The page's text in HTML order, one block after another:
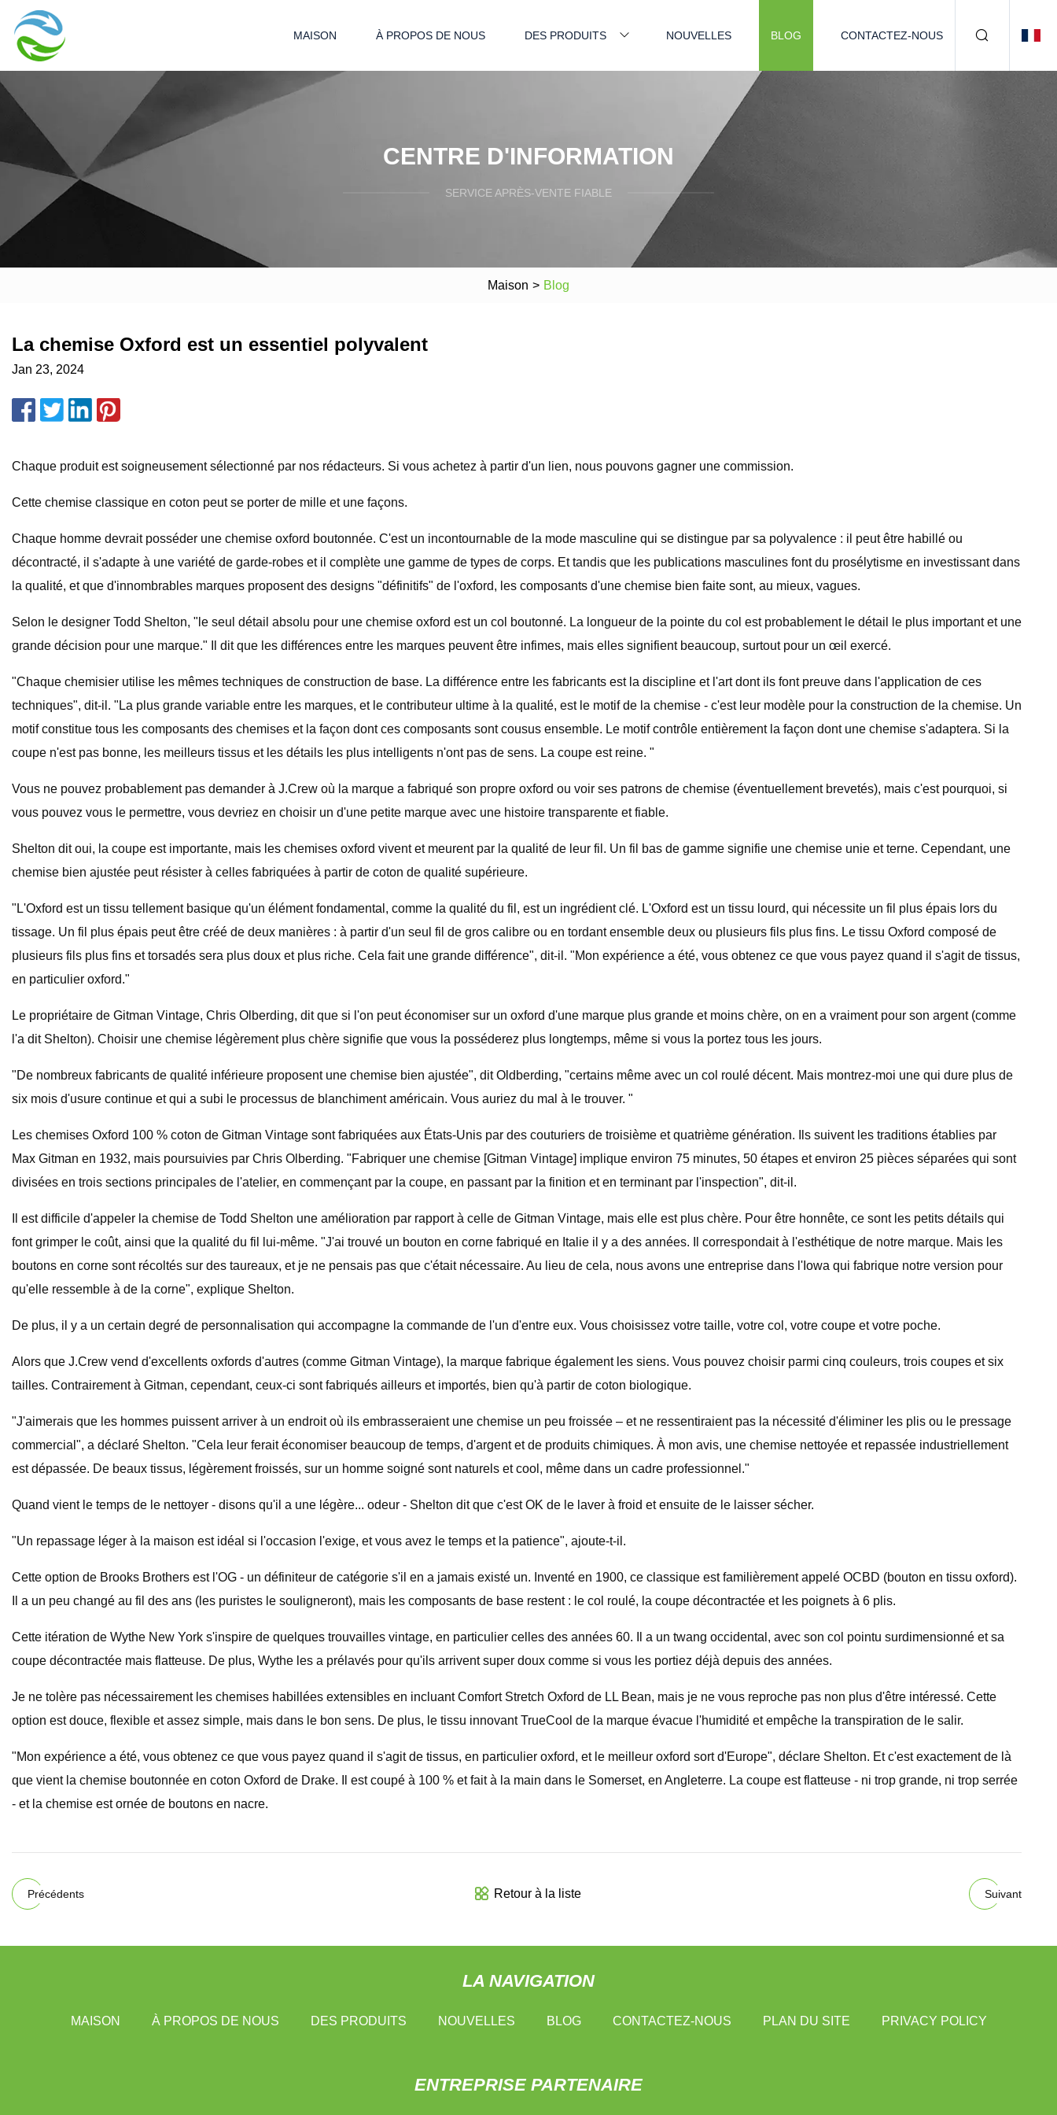
MAISON À PROPOS DE NOUS DES PRODUITS NOUVELLES BLOG CONTACTEZ-NOUS
CENTRE D'INFORMATION
SERVICE APRÈS-VENTE FIABLE
Maison > Blog
La chemise Oxford est un essentiel polyvalent
Jan 23, 2024
Chaque produit est soigneusement sélectionné par nos rédacteurs. Si vous achetez à partir d'un lien, nous pouvons gagner une commission.
Cette chemise classique en coton peut se porter de mille et une façons.
Chaque homme devrait posséder une chemise oxford boutonnée. C'est un incontournable de la mode masculine qui se distingue par sa polyvalence : il peut être habillé ou
décontracté, il s'adapte à une variété de garde-robes et il complète une gamme de types de corps. Et tandis que les publications masculines font du prosélytisme en investissant dans
la qualité, et que d'innombrables marques proposent des designs "définitifs" de l'oxford, les composants d'une chemise bien faite sont, au mieux, vagues.
Selon le designer Todd Shelton, "le seul détail absolu pour une chemise oxford est un col boutonné. La longueur de la pointe du col est probablement le détail le plus important et une
grande décision pour une marque." Il dit que les différences entre les marques peuvent être infimes, mais elles signifient beaucoup, surtout pour un œil exercé.
"Chaque chemisier utilise les mêmes techniques de construction de base. La différence entre les fabricants est la discipline et l'art dont ils font preuve dans l'application de ces
techniques", dit-il. "La plus grande variable entre les marques, et le contributeur ultime à la qualité, est le motif de la chemise - c'est leur modèle pour la construction de la chemise. Un
motif constitue tous les composants des chemises et la façon dont ces composants sont cousus ensemble. Le motif contrôle entièrement la façon dont une chemise s'adaptera. Si la
coupe n'est pas bonne, les meilleurs tissus et les détails les plus intelligents n'ont pas de sens. La coupe est reine. "
Vous ne pouvez probablement pas demander à J.Crew où la marque a fabriqué son propre oxford ou voir ses patrons de chemise (éventuellement brevetés), mais c'est pourquoi, si
vous pouvez vous le permettre, vous devriez en choisir un d'une petite marque avec une histoire transparente et fiable.
Shelton dit oui, la coupe est importante, mais les chemises oxford vivent et meurent par la qualité de leur fil. Un fil bas de gamme signifie une chemise unie et terne. Cependant, une
chemise bien ajustée peut résister à celles fabriquées à partir de coton de qualité supérieure.
"L'Oxford est un tissu tellement basique qu'un élément fondamental, comme la qualité du fil, est un ingrédient clé. L'Oxford est un tissu lourd, qui nécessite un fil plus épais lors du
tissage. Un fil plus épais peut être créé de deux manières : à partir d'un seul fil de gros calibre ou en tordant ensemble deux ou plusieurs fils plus fins. Le tissu Oxford composé de
plusieurs fils plus fins et torsadés sera plus doux et plus riche. Cela fait une grande différence", dit-il. "Mon expérience a été, vous obtenez ce que vous payez quand il s'agit de tissus,
en particulier oxford."
Le propriétaire de Gitman Vintage, Chris Olberding, dit que si l'on peut économiser sur un oxford d'une marque plus grande et moins chère, on en a vraiment pour son argent (comme
l'a dit Shelton). Choisir une chemise légèrement plus chère signifie que vous la posséderez plus longtemps, même si vous la portez tous les jours.
"De nombreux fabricants de qualité inférieure proposent une chemise bien ajustée", dit Oldberding, "certains même avec un col roulé décent. Mais montrez-moi une qui dure plus de
six mois d'usure continue et qui a subi le processus de blanchiment américain. Vous auriez du mal à le trouver. "
Les chemises Oxford 100 % coton de Gitman Vintage sont fabriquées aux États-Unis par des couturiers de troisième et quatrième génération. Ils suivent les traditions établies par
Max Gitman en 1932, mais poursuivies par Chris Olberding. "Fabriquer une chemise [Gitman Vintage] implique environ 75 minutes, 50 étapes et environ 25 pièces séparées qui sont
divisées en trois sections principales de l'atelier, en commençant par la coupe, en passant par la finition et en terminant par l'inspection", dit-il.
Il est difficile d'appeler la chemise de Todd Shelton une amélioration par rapport à celle de Gitman Vintage, mais elle est plus chère. Pour être honnête, ce sont les petits détails qui
font grimper le coût, ainsi que la qualité du fil lui-même. "J'ai trouvé un bouton en corne fabriqué en Italie il y a des années. Il correspondait à l'esthétique de notre marque. Mais les
boutons en corne sont récoltés sur des taureaux, et je ne pensais pas que c'était nécessaire. Au lieu de cela, nous avons une entreprise dans l'Iowa qui fabrique notre version pour
qu'elle ressemble à de la corne", explique Shelton.
De plus, il y a un certain degré de personnalisation qui accompagne la commande de l'un d'entre eux. Vous choisissez votre taille, votre col, votre coupe et votre poche.
Alors que J.Crew vend d'excellents oxfords d'autres (comme Gitman Vintage), la marque fabrique également les siens. Vous pouvez choisir parmi cinq couleurs, trois coupes et six
tailles. Contrairement à Gitman, cependant, ceux-ci sont fabriqués ailleurs et importés, bien qu'à partir de coton biologique.
"J'aimerais que les hommes puissent arriver à un endroit où ils embrasseraient une chemise un peu froissée – et ne ressentiraient pas la nécessité d'éliminer les plis ou le pressage
commercial", a déclaré Shelton. "Cela leur ferait économiser beaucoup de temps, d'argent et de produits chimiques. À mon avis, une chemise nettoyée et repassée industriellement
est dépassée. De beaux tissus, légèrement froissés, sur un homme soigné sont naturels et cool, même dans un cadre professionnel."
Quand vient le temps de le nettoyer - disons qu'il a une légère... odeur - Shelton dit que c'est OK de le laver à froid et ensuite de le laisser sécher.
"Un repassage léger à la maison est idéal si l'occasion l'exige, et vous avez le temps et la patience", ajoute-t-il.
Cette option de Brooks Brothers est l'OG - un définiteur de catégorie s'il en a jamais existé un. Inventé en 1900, ce classique est familièrement appelé OCBD (bouton en tissu oxford).
Il a un peu changé au fil des ans (les puristes le souligneront), mais les composants de base restent : le col roulé, la coupe décontractée et les poignets à 6 plis.
Cette itération de Wythe New York s'inspire de quelques trouvailles vintage, en particulier celles des années 60. Il a un twang occidental, avec son col pointu surdimensionné et sa
coupe décontractée mais flatteuse. De plus, Wythe les a prélavés pour qu'ils arrivent super doux comme si vous les portiez déjà depuis des années.
Je ne tolère pas nécessairement les chemises habillées extensibles en incluant Comfort Stretch Oxford de LL Bean, mais je ne vous reproche pas non plus d'être intéressé. Cette
option est douce, flexible et assez simple, mais dans le bon sens. De plus, le tissu innovant TrueCool de la marque évacue l'humidité et empêche la transpiration de le salir.
"Mon expérience a été, vous obtenez ce que vous payez quand il s'agit de tissus, en particulier oxford, et le meilleur oxford sort d'Europe", déclare Shelton. Et c'est exactement de là
que vient la chemise boutonnée en coton Oxford de Drake. Il est coupé à 100 % et fait à la main dans le Somerset, en Angleterre. La coupe est flatteuse - ni trop grande, ni trop serrée
- et la chemise est ornée de boutons en nacre.
Précédents Retour à la liste Suivant
LA NAVIGATION
MAISON À PROPOS DE NOUS DES PRODUITS NOUVELLES BLOG CONTACTEZ-NOUS PLAN DU SITE PRIVACY POLICY
ENTREPRISE PARTENAIRE